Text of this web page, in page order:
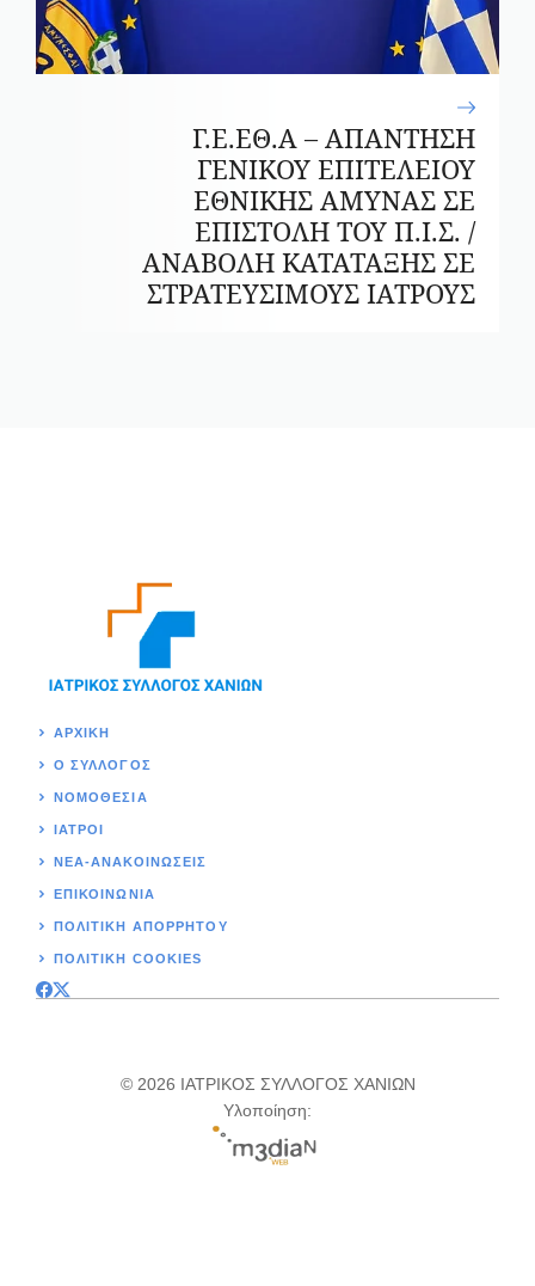
Γ.Ε.ΕΘ.Α – ΑΠΑΝΤΗΣΗ
ΓΕΝΙΚΟΥ ΕΠΙΤΕΛΕΙΟΥ
ΕΘΝΙΚΗΣ ΑΜΥΝΑΣ ΣΕ
ΕΠΙΣΤΟΛΗ ΤΟΥ Π.Ι.Σ. /
ΑΝΑΒΟΛΗ ΚΑΤΑΤΑΞΗΣ ΣΕ
ΣΤΡΑΤΕΥΣΙΜΟΥΣ ΙΑΤΡΟΥΣ
ΑΡΧΙΚΉ
Ο ΣΥΛΛΟΓΟΣ
ΝΟΜΟΘΕΣΊΑ
ΙΑΤΡΟΙ
ΝΕΑ-ΑΝΑΚΟΙΝΩΣΕΙΣ
ΕΠΙΚΟΙΝΩΝΊΑ
ΠΟΛΙΤΙΚΉ ΑΠΟΡΡΗΤΟΥ
ΠΟΛΙΤΙΚΗ COOKIES
© 2026 ΙΑΤΡΙΚΟΣ ΣΥΛΛΟΓΟΣ ΧΑΝΙΩΝ
Υλοποίηση: